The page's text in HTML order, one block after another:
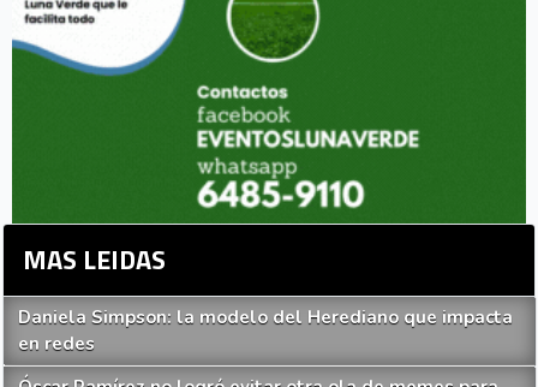
MAS LEIDAS
Daniela Simpson: la modelo del Herediano que impacta
en redes